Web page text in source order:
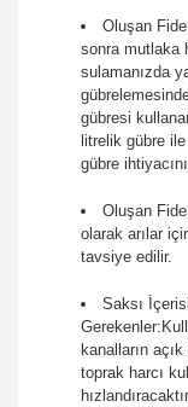
Oluşan
sonra mutlaka
sulamanızda
gübresi
litrelik gübre
gübre
Oluşan
olarak arılar
tavsiye edilir.
Saksı
kanalların
toprak harcı
hızlandıracaktır.